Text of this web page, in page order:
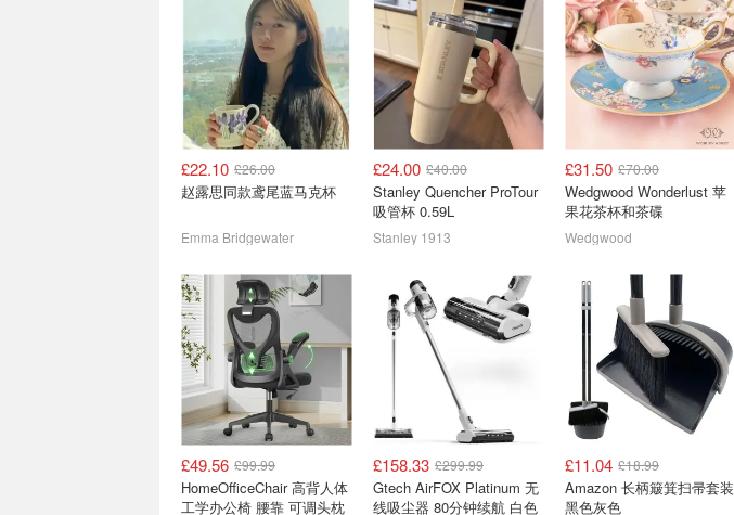
IKEA夏末焕新寝具精选
Dunelm清仓甩卖📢新生开
学季大捡漏 床品套装£18
dunelm 玩具家纺焕新特惠
个位数起捡漏💥UO 家居区
汇总 - Owala 水杯£22
英国床垫推荐 - 材质硬度介
绍，内附购买渠道汇总
IKEA 英国宜家 - 新生季必
买清单 & 折扣汇总
£22.10 £26.00
赵露思同款鸢尾蓝马克杯
Emma Bridgewater
£24.00 £40.00
Stanley Quencher ProTour
吸管杯 0.59L
Stanley 1913
£31.50 £70.00
Wedgwood Wonderlust 苹
果花茶杯和茶碟
Wedgwood
£49.56 £99.99
HomeOfficeChair 高背人体
工学办公椅 腰靠 可调头枕
£158.33 £299.99
Gtech AirFOX Platinum 无
线吸尘器 80分钟续航 白色
£11.04 £18.99
Amazon 长柄簸箕扫帚套装
黑色灰色